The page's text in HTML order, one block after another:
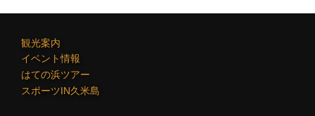
観光案内
イベント情報
はての浜ツアー
スポーツIN久米島